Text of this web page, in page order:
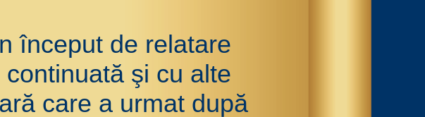
început de relatare
şi cu alte
care a urmat după